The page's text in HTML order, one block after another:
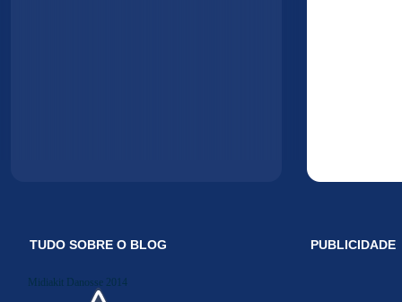
TUDO SOBRE O BLOG
Midiakit Danosse 2014
PUBLICIDADE